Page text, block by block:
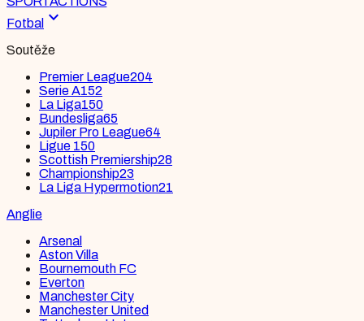
Fotbal expand_more
Soutěže
Premier League204
Serie A152
La Liga150
Bundesliga65
Jupiler Pro League64
Ligue 150
Scottish Premiership28
Championship23
La Liga Hypermotion21
Anglie
Arsenal
Aston Villa
Bournemouth FC
Everton
Manchester City
Manchester United